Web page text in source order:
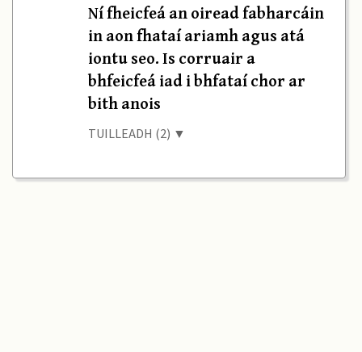
Ní fheicfeá an oiread fabharcáin
in aon fhataí ariamh agus atá
iontu seo. Is corruair a
bhfeicfeá iad i bhfataí chor ar
bith anois
TUILLEADH (2) ▼